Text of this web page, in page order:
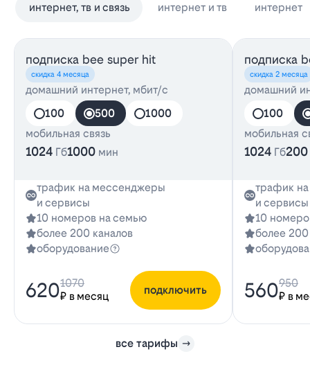
интернет, тв и связь интернет и тв интернет
подписка bee super hit
скидка 4 месяца
домашний интернет, мбит/с
100
500
1000
мобильная связь
1024 Гб1000 мин
трафик на мессенджеры
и сервисы
10 номеров на семью
более 200 каналов
оборудование
620₽ в месяц
1070
подключить
подписка
скидка 2 месяца
домашний
100
мобильная
1024 Гб200
трафик
и сервисы
10
более 200
560₽ в
950
все тарифы